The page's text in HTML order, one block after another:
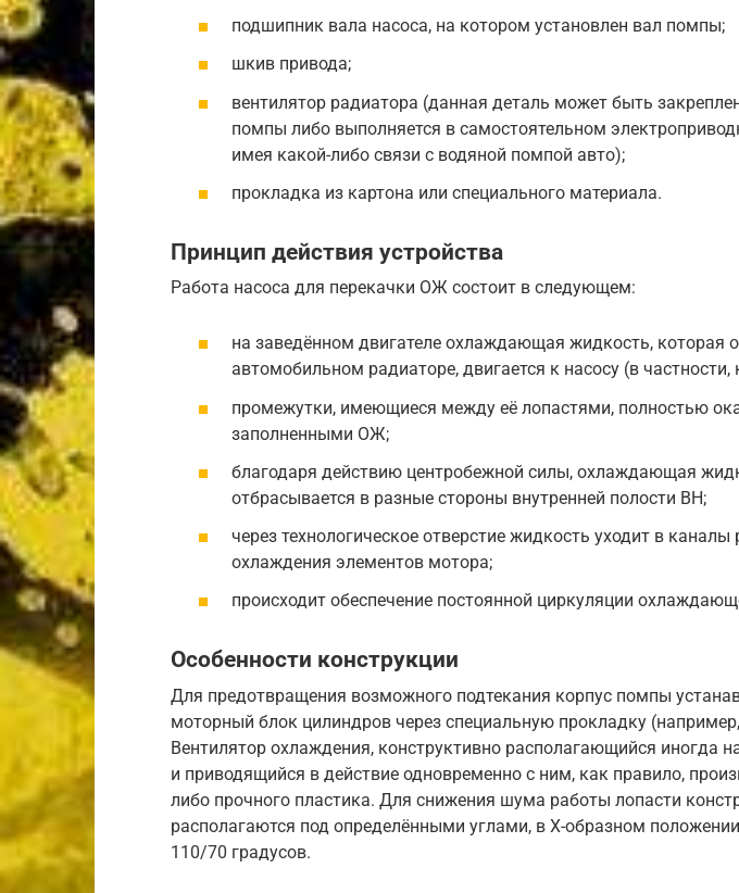
подшипник вала насоса, на котором установлен вал помпы;
шкив привода;
вентилятор радиатора (данная деталь может быть
помпы либо выполняется в самостоятельном
имея какой-либо связи с водяной помпой авто);
прокладка из картона или специального материала.
Принцип действия устройства
Работа насоса для перекачки ОЖ состоит в следующем:
на заведённом двигателе охлаждающая жидкость, которая
автомобильном радиаторе, двигается к насосу (в частности,
промежутки, имеющиеся между её лопастями, полностью
заполненными ОЖ;
благодаря действию центробежной силы, охлаждающая
отбрасывается в разные стороны внутренней полости ВН;
через технологическое отверстие жидкость уходит в каналы
охлаждения элементов мотора;
происходит обеспечение постоянной циркуляции
Особенности конструкции
Для предотвращения возможного подтекания корпус помпы
моторный блок цилиндров через специальную прокладку
Вентилятор охлаждения, конструктивно располагающийся иногда
и приводящийся в действие одновременно с ним, как правило,
либо прочного пластика. Для снижения шума работы лопасти
располагаются под определёнными углами, в Х-образном
110/70 градусов.